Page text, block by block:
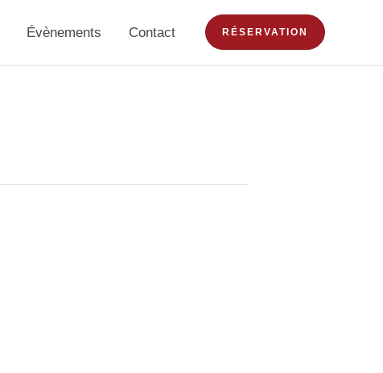
Évènements Contact RÉSERVATION